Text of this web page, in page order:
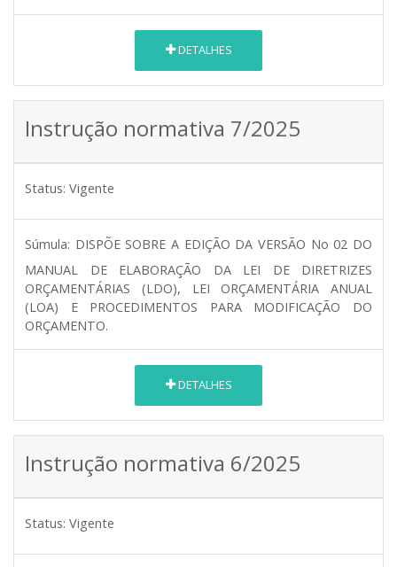
DETALHES
Instrução normativa 7/2025
Status: Vigente
Súmula: DISPÕE SOBRE A EDIÇÃO DA VERSÃO No 02 DO
MANUAL DE ELABORAÇÃO DA LEI DE DIRETRIZES
ORÇAMENTÁRIAS (LDO), LEI ORÇAMENTÁRIA ANUAL
(LOA) E PROCEDIMENTOS PARA MODIFICAÇÃO DO
ORÇAMENTO.
DETALHES
Instrução normativa 6/2025
Status: Vigente